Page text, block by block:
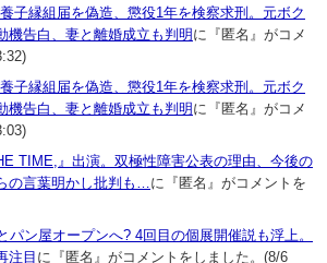
子縁組届を偽造、懲役1年を検察求刑。元ボク
機告白、妻と離婚成立も判明 に『匿名』がコメ
子縁組届を偽造、懲役1年を検察求刑。元ボク
機告白、妻と離婚成立も判明 に『匿名』がコメ
TIME,』出演。双極性障害公表の理由、今後の
の言葉明かし批判も…に『匿名』がコメントを
パン屋オープンへ? 4回目の個展開催説も浮上。
注目 に『匿名』がコメントをしました。(8/6